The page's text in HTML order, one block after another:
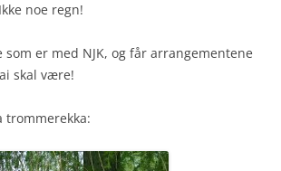
Ikke noe regn!
som er med NJK, og får arrangementene
skal være!
trommerekka: